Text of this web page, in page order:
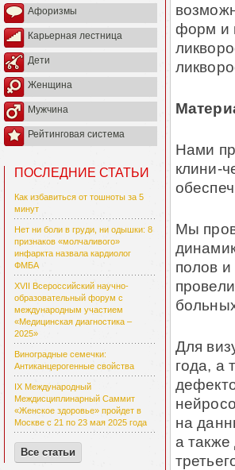
Афоризмы
Карьерная лестница
Дети
Женщина
Мужчина
Рейтинговая система
ПОСЛЕДНИЕ СТАТЬИ
Как избавиться от тошноты за 5
минут
Нет ни боли в груди, ни одышки: 8
признаков «молчаливого»
инфаркта назвала кардиолог
ФМБА
XVII Всероссийский научно-
образовательный форум с
международным участием
«Медицинская диагностика –
2025»
Виноградные семечки:
Антиканцерогенные свойства
IX Международный
Междисциплинарный Саммит
«Женское здоровье» пройдет в
Москве с 21 по 23 мая 2025 года
Все статьи
форм и
Нами
клини-
Мы
полов
Для
года, а
на
а также